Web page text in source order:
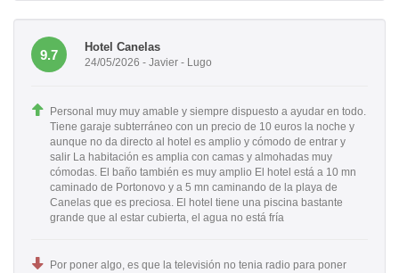
9.7
Hotel Canelas
24/05/2026 - Javier - Lugo
Personal muy muy amable y siempre dispuesto a ayudar en todo.
Tiene garaje subterráneo con un precio de 10 euros la noche y
aunque no da directo al hotel es amplio y cómodo de entrar y
salir La habitación es amplia con camas y almohadas muy
cómodas. El baño también es muy amplio El hotel está a 10 mn
caminado de Portonovo y a 5 mn caminando de la playa de
Canelas que es preciosa. El hotel tiene una piscina bastante
grande que al estar cubierta, el agua no está fría
Por poner algo, es que la televisión no tenia radio para poner